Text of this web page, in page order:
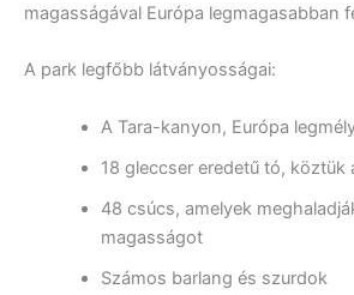
magasságával Európa legmagasabban
A park legfőbb látványosságai:
A Tara-kanyon, Európa
18 gleccser eredetű tó, köztük
48 csúcs, amelyek
magasságot
Számos barlang és szurdok